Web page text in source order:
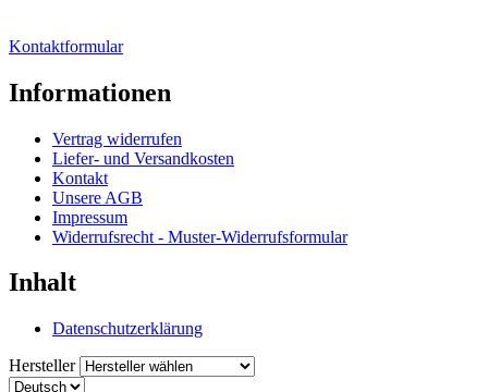
Kontaktformular
Informationen
Vertrag widerrufen
Liefer- und Versandkosten
Kontakt
Unsere AGB
Impressum
Widerrufsrecht - Muster-Widerrufsformular
Inhalt
Datenschutzerklärung
Hersteller